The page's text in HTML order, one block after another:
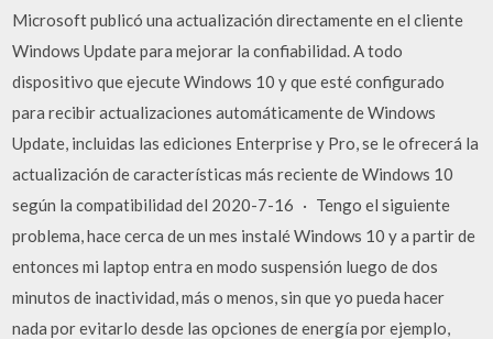
Microsoft publicó una actualización directamente en el cliente
Windows Update para mejorar la confiabilidad. A todo
dispositivo que ejecute Windows 10 y que esté configurado
para recibir actualizaciones automáticamente de Windows
Update, incluidas las ediciones Enterprise y Pro, se le ofrecerá la
actualización de características más reciente de Windows 10
según la compatibilidad del 2020-7-16 · Tengo el siguiente
problema, hace cerca de un mes instalé Windows 10 y a partir de
entonces mi laptop entra en modo suspensión luego de dos
minutos de inactividad, más o menos, sin que yo pueda hacer
nada por evitarlo desde las opciones de energía por ejemplo,